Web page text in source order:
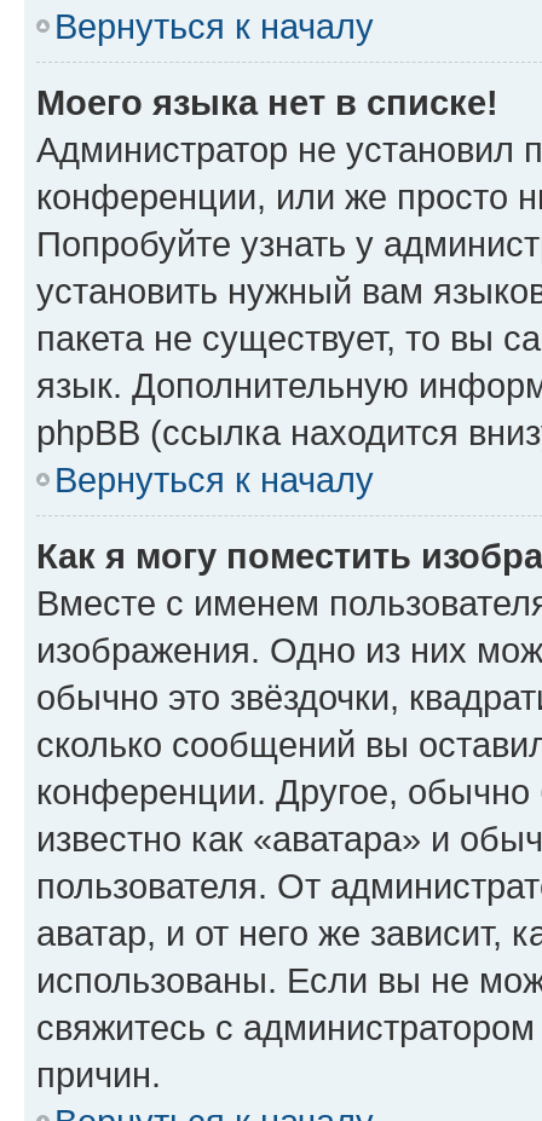
Вернуться к началу
Моего языка нет в списке!
Администратор не установил
конференции, или же просто
Попробуйте узнать у
установить нужный вам
пакета не существует, то вы
язык. Дополнительную
phpBB (ссылка находится
Вернуться к началу
Как я могу поместить
Вместе с именем
изображения. Одно из них
обычно это звёздочки,
сколько сообщений вы
конференции. Другое,
известно как «аватара» и
пользователя. От
аватар, и от него же зависит,
использованы. Если вы не
свяжитесь с
причин.